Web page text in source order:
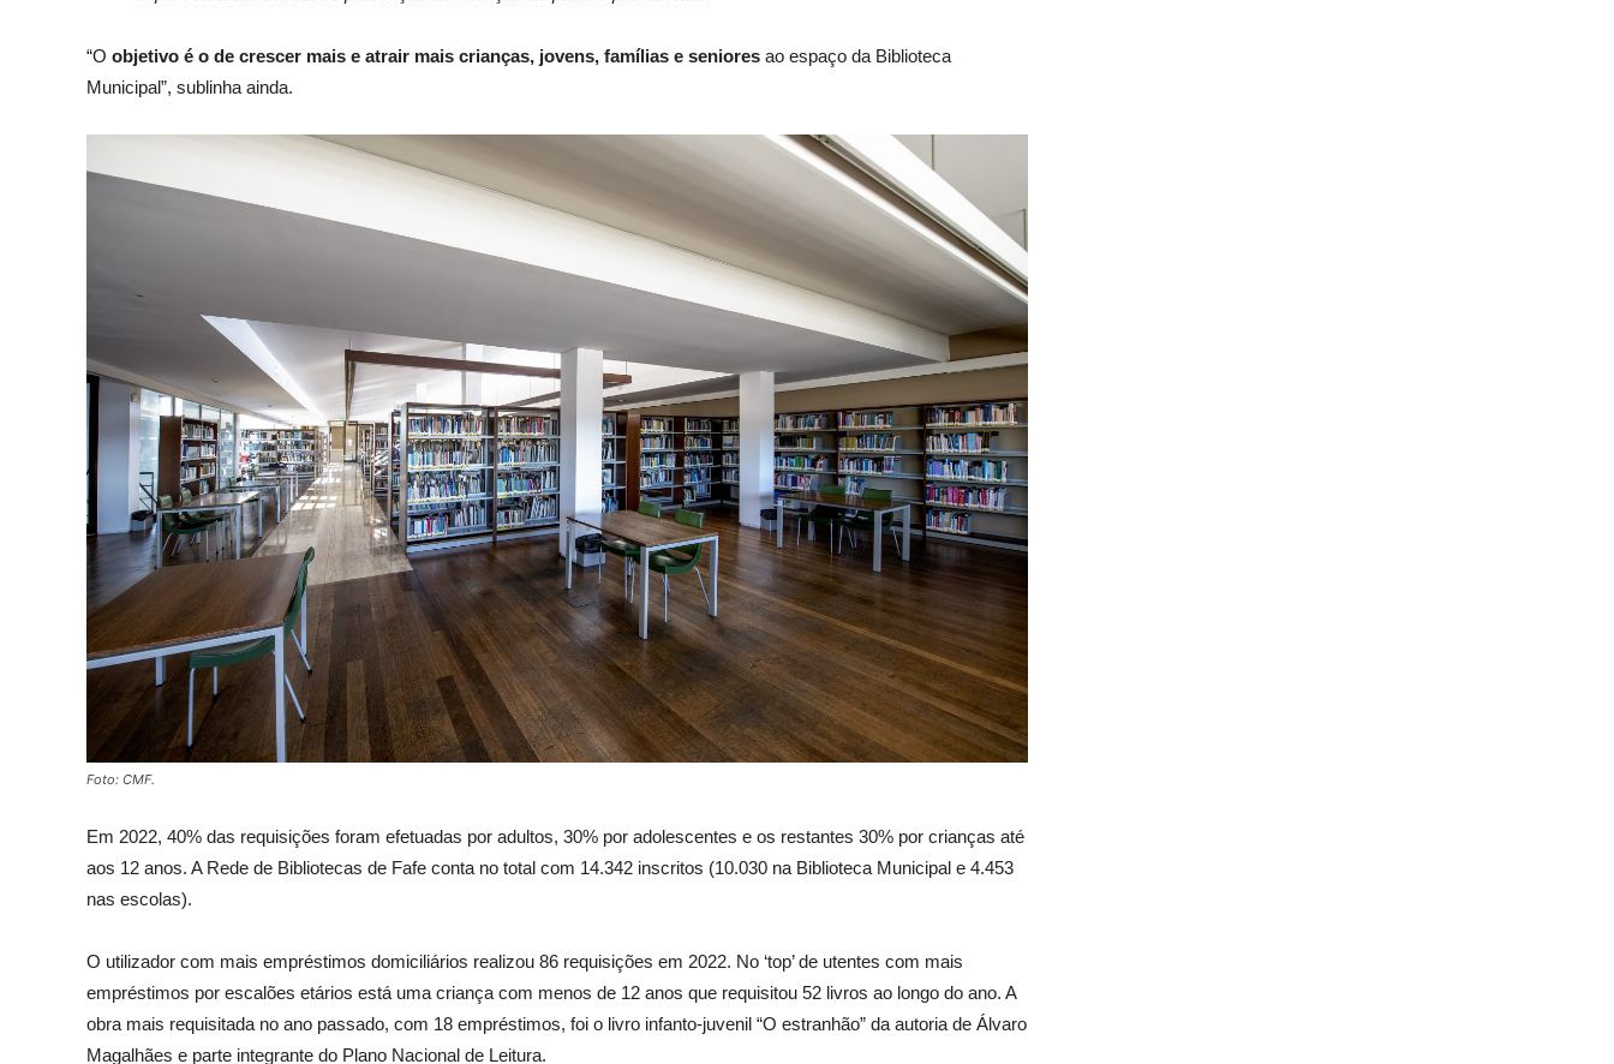
“O objetivo é o de crescer mais e atrair mais crianças, jovens, famílias e seniores ao espaço da Biblioteca
Municipal”, sublinha ainda.
Foto: CMF.
Em 2022, 40% das requisições foram efetuadas por adultos, 30% por adolescentes e os restantes 30% por crianças até
aos 12 anos. A Rede de Bibliotecas de Fafe conta no total com 14.342 inscritos (10.030 na Biblioteca Municipal e 4.453
nas escolas).
O utilizador com mais empréstimos domiciliários realizou 86 requisições em 2022. No ‘top’ de utentes com mais
empréstimos por escalões etários está uma criança com menos de 12 anos que requisitou 52 livros ao longo do ano. A
obra mais requisitada no ano passado, com 18 empréstimos, foi o livro infanto-juvenil “O estranhão” da autoria de Álvaro
Magalhães e parte integrante do Plano Nacional de Leitura.